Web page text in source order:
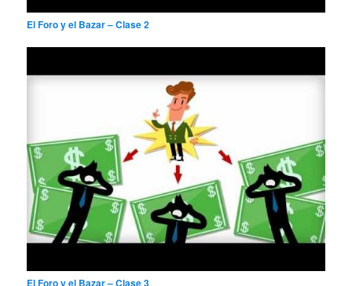
El Foro y el Bazar – Clase 2
El Foro y el Bazar – Clase 3